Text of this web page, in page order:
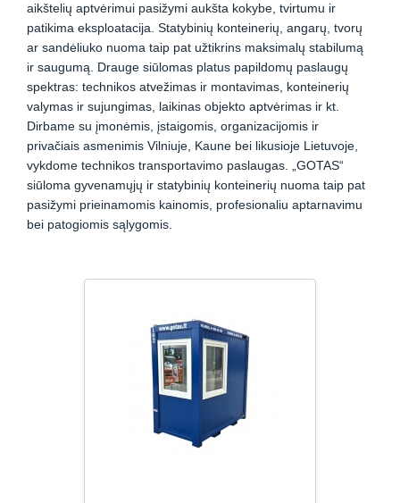
aikštelių aptvėrimui pasižymi aukšta kokybe, tvirtumu ir
patikima eksploatacija. Statybinių konteinerių, angarų, tvorų
ar sandėliuko nuoma taip pat užtikrins maksimalų stabilumą
ir saugumą. Drauge siūlomas platus papildomų paslaugų
spektras: technikos atvežimas ir montavimas, konteinerių
valymas ir sujungimas, laikinas objekto aptvėrimas ir kt.
Dirbame su įmonėmis, įstaigomis, organizacijomis ir
privačiais asmenimis Vilniuje, Kaune bei likusioje Lietuvoje,
vykdome technikos transportavimo paslaugas. „GOTAS“
siūloma gyvenamųjų ir statybinių konteinerių nuoma taip pat
pasižymi prieinamomis kainomis, profesionaliu aptarnavimu
bei patogiomis sąlygomis.